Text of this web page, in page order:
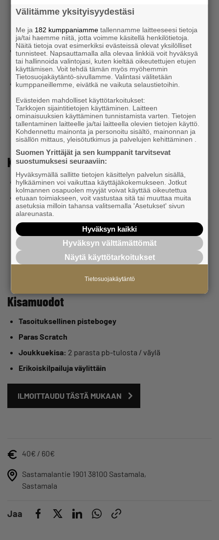
Yrittäjät
Kilpailuinfo: Lakeside Golf
Klo 9.30
Yhteislähtö
Klo 13.30
Klo 14.30
Ruokailu ja palkintojenjako Kartanoravintolassa
Kisamaksu
Lakesiden pelioikeuden omaavat 40€, muut 60€
Maksu sisältää
Green fee / pelioikeus
Rangen vapaa käyttö
Buffetaamupala ja lounasbuffet kilpailun jälkeen
Kartanoravintolla
Bagikärryn
Saunan ja peseytymismahdollisuudet
Kisamuodot
Tasoituksellinen pistebogey
Paras Scratch
Joukkuekisa: 2 parasta pb‑tulosta / väylä
Erikoiskilpailuja väylittäin
ILMOITTAUDU TÄSTÄ MUKAAN
40€ / 60€
Sastamalantie 1901 38100 Sastamala,
Sastamala
Jaa
Välitämme yksityisyydestäsi
Me ja 182 kumppaniamme tallennamme laitteeseesi tietoja
ja/tai haemme niitä, jotta voimme käsitellä henkilötietoja.
Näitä tietoja ovat esimerkiksi evästeissä olevat yksilölliset
tunnisteet. Napsauttamalla alla olevaa linkkiä voit hyväksyä
tai hallinnoida valintojasi, kuten kieltää oikeutettujen etujen
käyttämisen. Voit tehdä tämän myös myöhemmin
Tietosuojakäytäntö-sivullamme. Valintasi välitetään
kumppaneillemme, eivätkä ne vaikuta selaustietoihin.
Evästeiden mahdolliset käyttötarkoitukset:
Tarkkojen sijaintitietojen käyttäminen. Laitteen
ominaisuuksien käyttäminen tunnistamista varten. Tietojen
tallentaminen laitteelle ja/tai laitteella olevien tietojen käyttö.
Kohdennettu mainonta ja personoitu sisältö, mainonnan ja
sisällön mittaus, yleisötutkimus ja palvelujen kehittäminen .
Suomen Yrittäjät ja sen kumppanit tarvitsevat
suostumuksesi seuraaviin:
Hyväksymällä sallitte tietojen käsittelyn palvelun sisällä,
hylkääminen voi vaikuttaa käyttäjäkokemukseen. Jotkut
kolmannen osapuolen myyjät voivat käyttää oikeutettua
etuaan toimiakseen, voit vastustaa sitä tai muuttaa muita
asetuksia milloin tahansa valitsemalla 'Asetukset' sivun
alareunasta.
Hyväksyn kaikki
Hyväksyn välttämättömät
Näytä käyttötarkoitukset
Tietosuojakäytäntö